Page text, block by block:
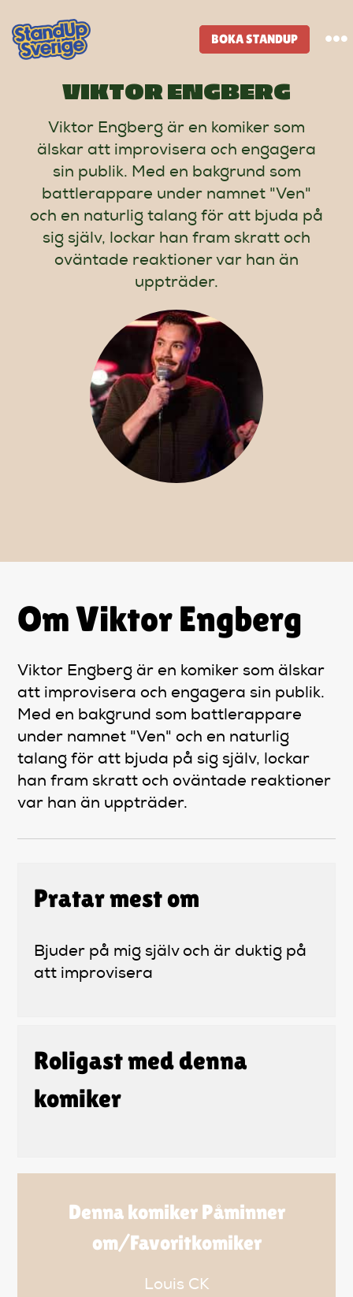
to
content
BOKA STANDUP
Standup-butik
Komiker
Lineup
Tidigare lineup
StandUpSverige PODDEN
Mitt konto
VIKTOR ENGBERG
Viktor Engberg är en komiker som
älskar att improvisera och engagera
sin publik. Med en bakgrund som
battlerappare under namnet "Ven"
och en naturlig talang för att bjuda på
sig själv, lockar han fram skratt och
oväntade reaktioner var han än
uppträder.
Om Viktor Engberg
Viktor Engberg är en komiker som älskar
att improvisera och engagera sin publik.
Med en bakgrund som battlerappare
under namnet "Ven" och en naturlig
talang för att bjuda på sig själv, lockar
han fram skratt och oväntade reaktioner
var han än uppträder.
Pratar mest om
Bjuder på mig själv och är duktig på
att improvisera
Roligast med denna
komiker
Denna komiker Påminner
om/Favoritkomiker
Louis CK